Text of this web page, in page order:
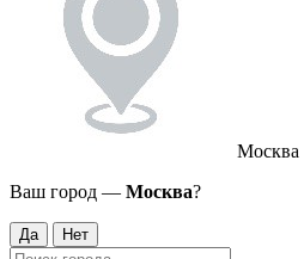
Москва
Ваш город — Москва?
Да Нет